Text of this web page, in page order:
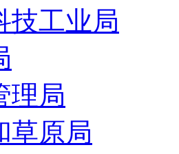
技工业局
理局
草原局